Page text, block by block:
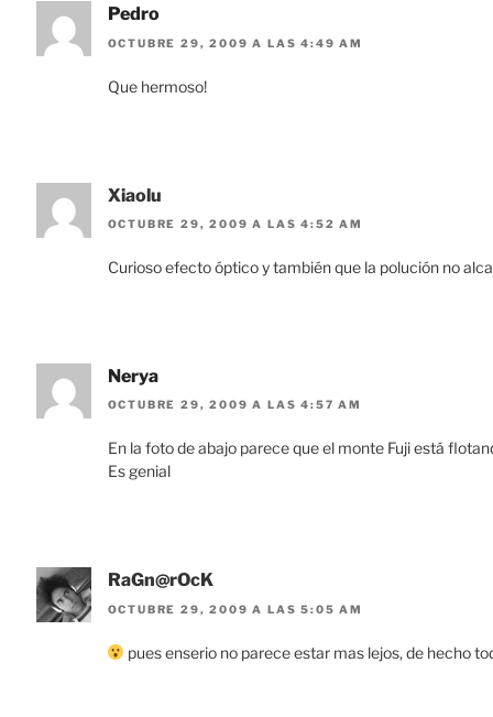
Pedro
OCTUBRE 29, 2009 A LAS 4:49 AM
Que hermoso!
Xiaolu
OCTUBRE 29, 2009 A LAS 4:52 AM
Curioso efecto óptico y también que la polución no
Nerya
OCTUBRE 29, 2009 A LAS 4:57 AM
En la foto de abajo parece que el monte Fuji está
Es genial
RaGn@rOcK
OCTUBRE 29, 2009 A LAS 5:05 AM
pues enserio no parece estar mas lejos, de hecho